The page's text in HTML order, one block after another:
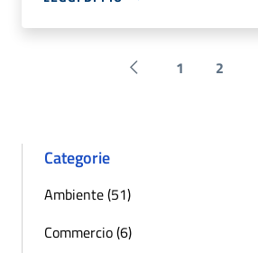
Pagina precedente
1 2
Categorie
Ambiente (51)
Commercio (6)